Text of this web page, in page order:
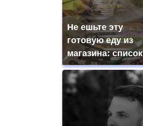
Не ешьте эту
готовую еду из
магазина: список